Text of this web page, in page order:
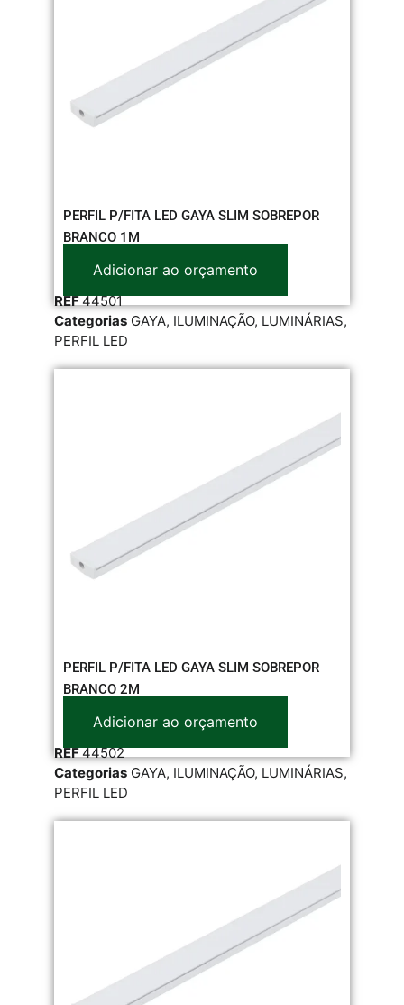
PERFIL P/FITA LED GAYA SLIM SOBREPOR
BRANCO 1M
Adicionar ao orçamento
REF44501
Categorias GAYA, ILUMINAÇÃO, LUMINÁRIAS,
PERFIL LED
PERFIL P/FITA LED GAYA SLIM SOBREPOR
BRANCO 2M
Adicionar ao orçamento
REF44502
Categorias GAYA, ILUMINAÇÃO, LUMINÁRIAS,
PERFIL LED